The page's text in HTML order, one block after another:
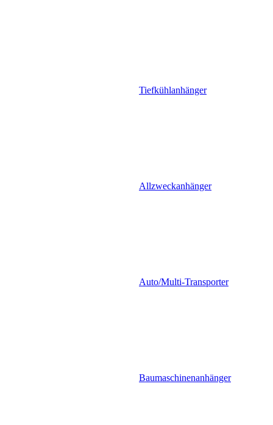
Tiefkühlanhänger
Allzweckanhänger
Auto/Multi-Transporter
Baumaschinenanhänger